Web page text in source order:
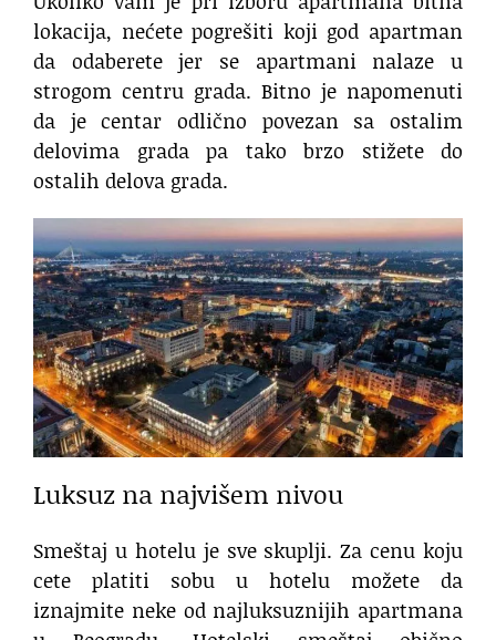
lokacija, nećete pogrešiti koji god apartman
da odaberete jer se apartmani nalaze u
strogom centru grada. Bitno je napomenuti
da je centar odlično povezan sa ostalim
delovima grada pa tako brzo stižete do
ostalih delova grada.
Luksuz na najvišem nivou
Smeštaj u hotelu je sve skuplji. Za cenu koju
cete platiti sobu u hotelu možete da
iznajmite neke od najluksuznijih apartmana